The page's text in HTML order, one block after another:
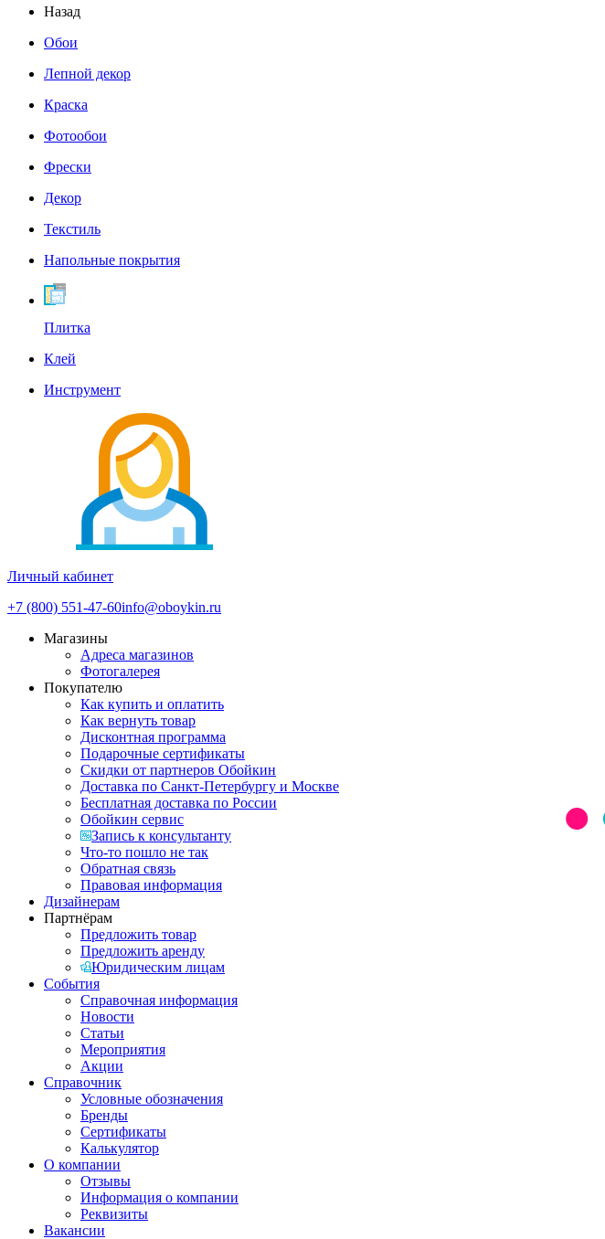
Назад
Обои
Лепной декор
Краска
Фотообои
Фрески
Декор
Текстиль
Напольные покрытия
Плитка
Клей
Инструмент
Личный кабинет
+7 (800) 551-47-60info@oboykin.ru
Магазины
Адреса магазинов
Фотогалерея
Покупателю
Как купить и оплатить
Как вернуть товар
Дисконтная программа
Подарочные сертификаты
Скидки от партнеров Обойкин
Доставка по Санкт-Петербургу и Москве
Бесплатная доставка по России
Обойкин сервис
Запись к консультанту
Что-то пошло не так
Обратная связь
Правовая информация
Дизайнерам
Партнёрам
Предложить товар
Предложить аренду
Юридическим лицам
События
Справочная информация
Новости
Статьи
Мероприятия
Акции
Справочник
Условные обозначения
Бренды
Сертификаты
Калькулятор
О компании
Отзывы
Информация о компании
Реквизиты
Вакансии